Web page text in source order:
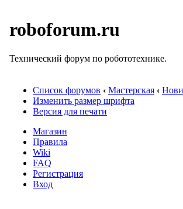
roboforum.ru
Технический форум по робототехнике.
Список форумов ‹ Мастерская ‹
Изменить размер шрифта
Версия для печати
Магазин
Правила
Wiki
FAQ
Регистрация
Вход